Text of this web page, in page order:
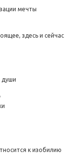
мечты
здесь и сейчас
души
к изобилию